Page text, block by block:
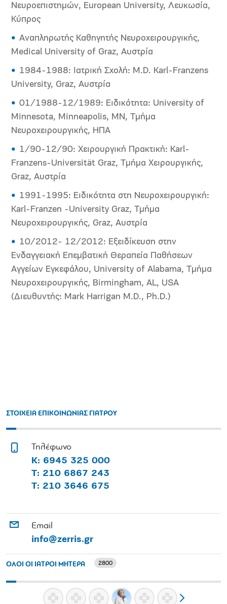
Νευροεπιστημών, European University, Λευκωσία,
Κύπρος
Αναπληρωτής Καθηγητής Νευροχειρουργικής,
Medical University of Graz, Αυστρία
1984-1988: Ιατρική Σχολή: M.D. Karl-Franzens
University, Graz, Αυστρία
01/1988-12/1989: Ειδικότητα: University of
Minnesota, Minneapolis, MN, Τμήμα
Νευροχειρουργικής, ΗΠΑ
1/90-12/90: Χειρουργική Πρακτική: Karl-
Franzens-Universität Graz, Τμήμα Χειρουργικής,
Graz, Αυστρία
1991-1995: Ειδικότητα στη Νευροχειρουργική:
Karl-Franzen -University Graz, Τμήμα
Νευροχειρουργικής, Graz, Αυστρία
10/2012- 12/2012: Εξειδίκευση στην
Ενδαγγειακή Επεμβατική Θεραπεία Παθήσεων
Αγγείων Εγκεφάλου, University of Alabama, Τμήμα
Νευροχειρουργικής, Birmingham, AL, USA
(Διευθυντής: Mark Harrigan M.D., Ph.D.)
ΣΤΟΙΧΕΙΑ ΕΠΙΚΟΙΝΩΝΙΑΣ ΓΙΑΤΡΟΥ
Τηλέφωνο
Κ: 6945 325 000
Τ: 210 6867 243
Τ: 210 3646 675
Email
info@zerris.gr
ΟΛΟΙ ΟΙ ΙΑΤΡΟΙ ΜΗΤΕΡΑ 2800